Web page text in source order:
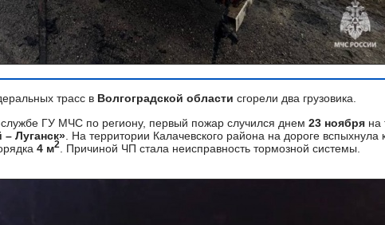
трасс в Волгоградской области сгорели два грузовика.
службе ГУ МЧС по региону, первый пожар случился днем 23 ноября на
Луганск» . На территории Калачевского района на дороге
4 м2 . Причиной ЧП стала неисправность тормозной системы.